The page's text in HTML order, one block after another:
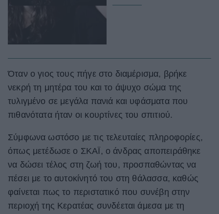
Όταν ο γιος τους πήγε στο διαμέρισμα, βρήκε
νεκρή τη μητέρα του και το άψυχο σώμα της
τυλιγμένο σε μεγάλα πανιά και υφάσματα που
πιθανότατα ήταν οι κουρτίνες του σπιτιού.
Σύμφωνα ωστόσο με τις τελευταίες πληροφορίες,
όπως μετέδωσε ο ΣΚΑΪ, ο άνδρας αποπειράθηκε
να δώσει τέλος στη ζωή του, προσπαθώντας να
πέσει με το αυτοκίνητό του στη θάλασσα, καθώς
φαίνεται πως το περιστατικό που συνέβη στην
περιοχή της Κερατέας συνδέεται άμεσα με τη